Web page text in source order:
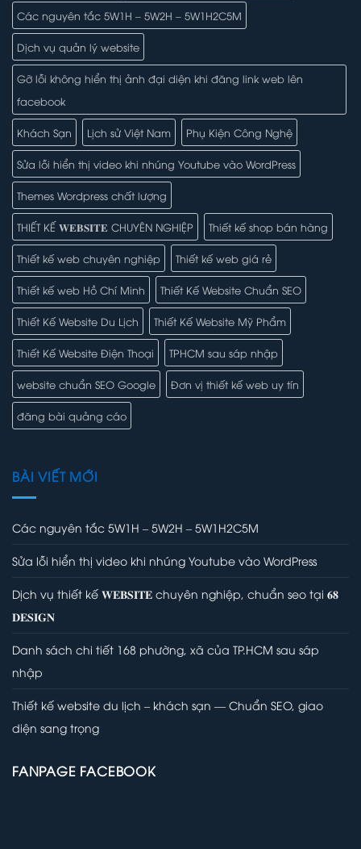
Các nguyên tắc 5W1H – 5W2H – 5W1H2C5M
Dịch vụ quản lý website
Gỡ lỗi không hiển thị ảnh đại diện khi đăng link web lên
facebook
Khách Sạn Lịch sử Việt Nam Phụ Kiện Công Nghệ
Sửa lỗi hiển thị video khi nhúng Youtube vào WordPress
Themes Wordpress chất lượng
THIẾT KẾ 𝐖𝐄𝐁𝐒𝐈𝐓𝐄 CHUYÊN NGHIỆP Thiết kế shop bán hàng
Thiết kế web chuyên nghiệp Thiết kế web giá rẻ
Thiết kế web Hồ Chí Minh Thiết Kế Website Chuẩn SEO
Thiết Kế Website Du Lịch Thiết Kế Website Mỹ Phẩm
Thiết Kế Website Điện Thoại TPHCM sau sáp nhập
website chuẩn SEO Google Đơn vị thiết kế web uy tín
đăng bài quảng cáo
BÀI VIẾT MỚI
Các nguyên tắc 5W1H – 5W2H – 5W1H2C5M
Sửa lỗi hiển thị video khi nhúng Youtube vào WordPress
Dịch vụ thiết kế 𝐖𝐄𝐁𝐒𝐈𝐓𝐄 chuyên nghiệp, chuẩn seo tại 𝟔𝟖
𝐃𝐄𝐒𝐈𝐆𝐍
Danh sách chi tiết 168 phường, xã của TP.HCM sau sáp
nhập
Thiết kế website du lịch – khách sạn — Chuẩn SEO, giao
diện sang trọng
FANPAGE FACEBOOK